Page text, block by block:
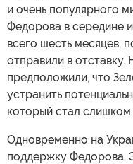
и очень популярного
Федорова в середине
всего шесть месяцев,
отправили в
предположили, что
устранить
который стал слишком
Одновременно на
поддержку Федорова.